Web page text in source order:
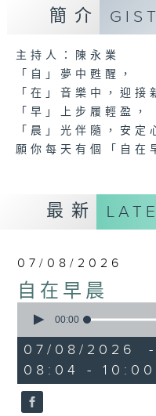
簡介 GIST
主持人：陳永業
「自」夢中甦醒，
「在」音樂中，迎接
「早」上步履輕盈，
「晨」光伴隨，安定
願你每天有個「自在
最新
07/08/2026
自在早晨
seconds
1
hour,
51
minutes,
59
seconds
00:00
07/08/2026
08:04 -